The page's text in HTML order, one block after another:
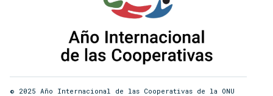
© 2025 Año Internacional de las Cooperativas de la ONU